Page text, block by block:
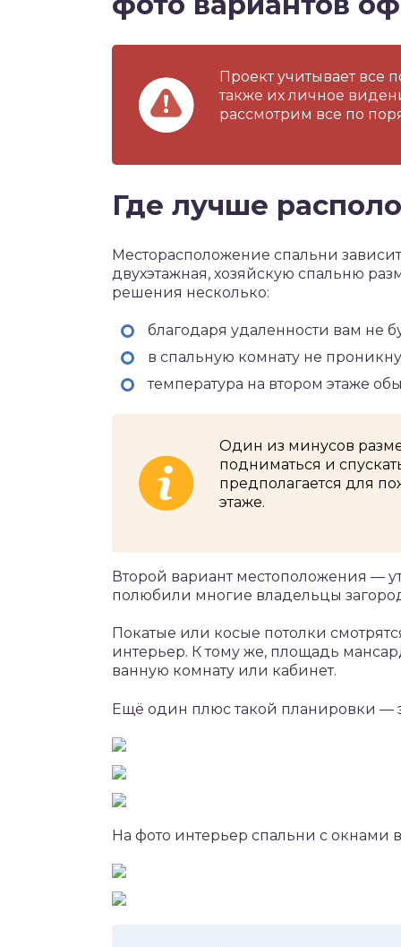
Проект учитывает все
также их личное
рассмотрим все по
Где лучше
Месторасположение спальни
двухэтажная, хозяйскую спальню
решения несколько:
благодаря удаленности вам не
в спальную комнату не
температура на втором этаже
Один из минусов
подниматься и
предполагается для
этаже.
Второй вариант местоположения —
полюбили многие владельцы
Покатые или косые потолки
интерьер. К тому же, площадь
ванную комнату или кабинет.
Ещё один плюс такой планировки —
На фото интерьер спальни с окнами